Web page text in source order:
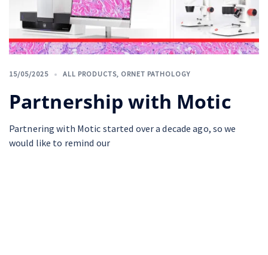
15/05/2025 ALL PRODUCTS, ORNET PATHOLOGY
Partnership with Motic
Partnering with Motic started over a decade ago, so we
would like to remind our